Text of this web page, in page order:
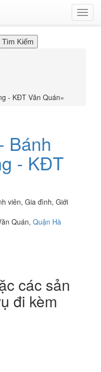
- KĐT Văn Quán»
Bánh
- KĐT
viên, Gia đình, Giới
Quán, Quận Hà
các sản
đi kèm